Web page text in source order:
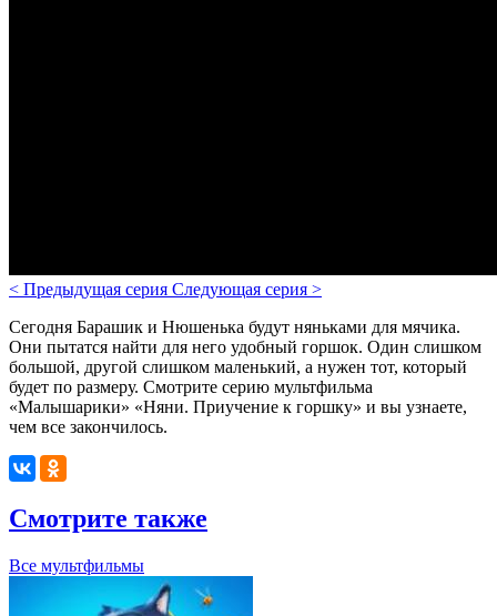
< Предыдущая серия Следующая серия >
Сегодня Барашик и Нюшенька будут няньками для мячика.
Они пытатся найти для него удобный горшок. Один слишком
большой, другой слишком маленький, а нужен тот, который
будет по размеру. Смотрите серию мультфильма
«Малышарики» «Няни. Приучение к горшку» и вы узнаете,
чем все закончилось.
Смотрите также
Все мультфильмы